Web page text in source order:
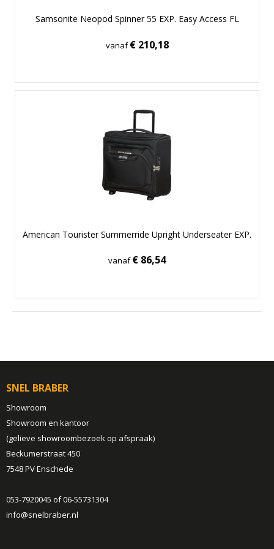
Samsonite Neopod Spinner 55 EXP. Easy Access FL
vanaf€ 210,18
American Tourister Summerride Upright Underseater EXP.
vanaf€ 86,54
SNEL BRABER
Showroom
Showroom en kantoor
(gelieve showroombezoek op afspraak)
Beckumerstraat 450
7548 PV Enschede
053-7920045 of 06-55731304
info@snelbraber.nl